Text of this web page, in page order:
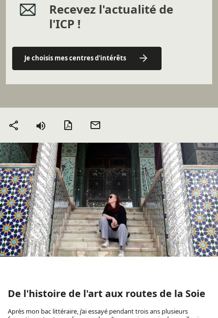
Recevez l'actualité de
l'ICP !
Je choisis mes centres d'intérêts
Partager Version PDF
De l'histoire de l'art aux routes de la Soie
Après mon bac littéraire, j’ai essayé pendant trois ans plusieurs